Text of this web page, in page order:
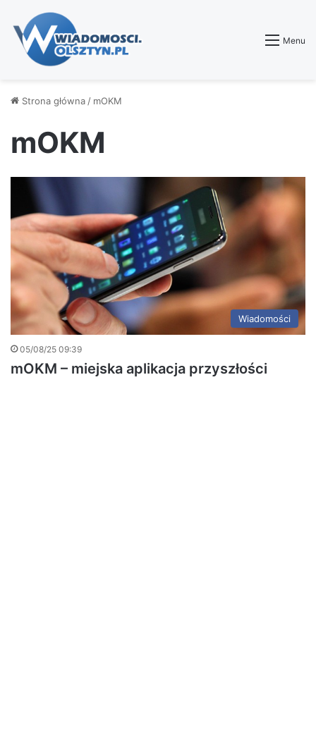
Menu
Strona główna / mOKM
mOKM
Wiadomości
05/08/25 09:39
mOKM – miejska aplikacja przyszłości